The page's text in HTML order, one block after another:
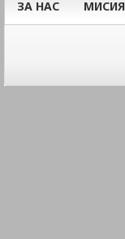
ЗА НАС МИСИЯ